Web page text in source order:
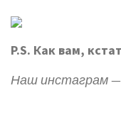
P.S. Как вам,
Наш инстаграм —